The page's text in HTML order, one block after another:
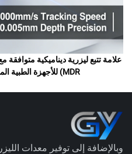
MDR) للأجهزة الطبية المنحنية — ليزر تراك-M30
وبالإضافة إلى توفير معدات